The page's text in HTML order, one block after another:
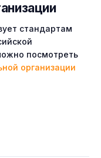
стандартам
посмотреть
организации